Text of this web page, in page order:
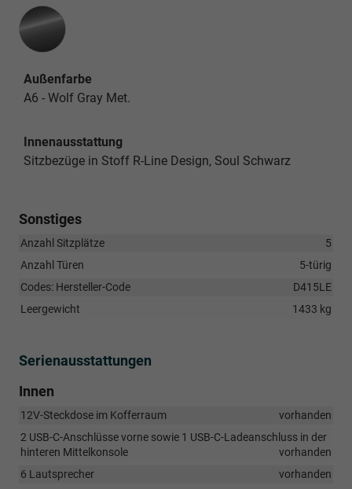
Außenfarbe
A6 - Wolf Gray Met.
Innenausstattung
Sitzbezüge in Stoff R-Line Design, Soul Schwarz
Sonstiges
Anzahl Sitzplätze
5
Anzahl Türen
5-türig
Codes: Hersteller-Code
D415LE
Leergewicht
1433 kg
Serienausstattungen
Innen
12V-Steckdose im Kofferraum
vorhanden
2 USB-C-Anschlüsse vorne sowie 1 USB-C-Ladeanschluss in der
hinteren Mittelkonsole
vorhanden
6 Lautsprecher
vorhanden